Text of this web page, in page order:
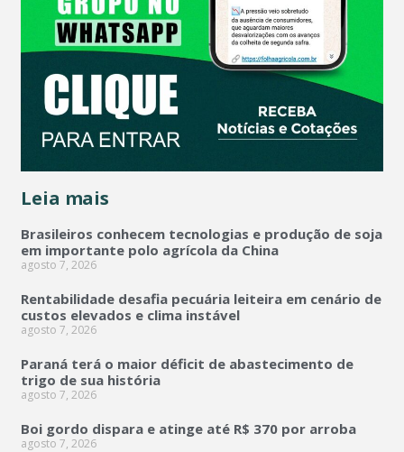
Leia mais
Brasileiros conhecem tecnologias e produção de soja
em importante polo agrícola da China
agosto 7, 2026
Rentabilidade desafia pecuária leiteira em cenário de
custos elevados e clima instável
agosto 7, 2026
Paraná terá o maior déficit de abastecimento de
trigo de sua história
agosto 7, 2026
Boi gordo dispara e atinge até R$ 370 por arroba
agosto 7, 2026